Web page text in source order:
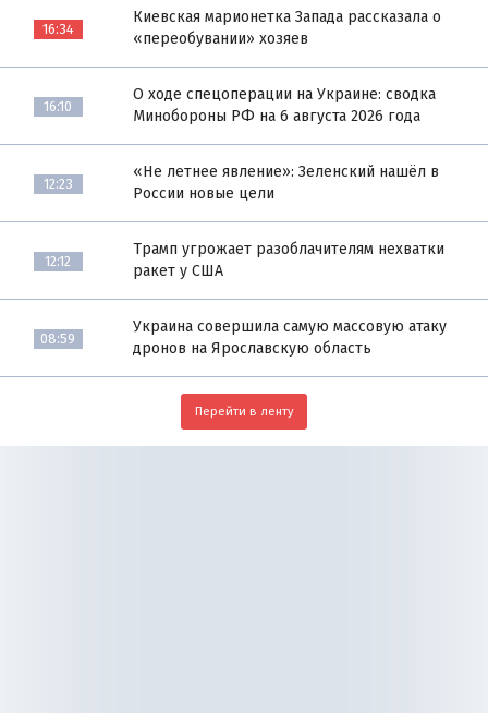
16:34
Киевская марионетка Запада рассказала о
«переобувании» хозяев
16:10
О ходе спецоперации на Украине: сводка
Минобороны РФ на 6 августа 2026 года
12:23
«Не летнее явление»: Зеленский нашёл в
России новые цели
12:12
Трамп угрожает разоблачителям нехватки
ракет у США
08:59
Украина совершила самую массовую атаку
дронов на Ярославскую область
Перейти в ленту